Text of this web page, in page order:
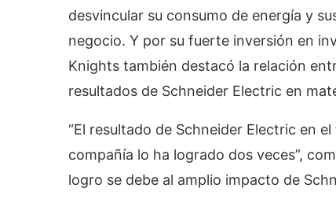
desvincular su consumo de energía y
negocio. Y por su fuerte inversión en
Knights también destacó la relación
resultados de Schneider Electric en
“El resultado de Schneider Electric en
compañía lo ha logrado dos veces”,
logro se debe al amplio impacto de